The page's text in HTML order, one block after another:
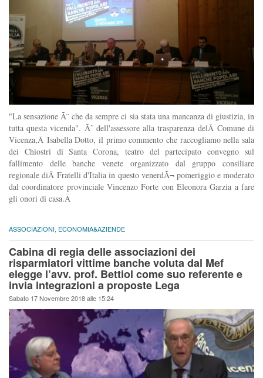
"La sensazione Ã¨ che da sempre ci sia stata una mancanza di giustizia, in
tutta questa vicenda". Ãˆ dell'assessore alla trasparenza delÂ Comune di
Vicenza,Â Isabella Dotto, il primo commento che raccogliamo nella sala
dei Chiostri di Santa Corona, teatro del partecipato convegno sul
fallimento delle banche venete organizzato dal gruppo consiliare
regionale diÂ Fratelli d'Italia in questo venerdÃ¬ pomeriggio e moderato
dal coordinatore provinciale Vincenzo Forte con Eleonora Garzia a fare
gli onori di casa.Â
ASSOCIAZIONI ECONOMIA&AZIENDE
Cabina di regia delle associazioni dei
risparmiatori vittime banche voluta dal Mef
elegge l’avv. prof. Bettiol come suo referente e
invia integrazioni a proposte Lega
Sabato 17 Novembre 2018 alle 15:24